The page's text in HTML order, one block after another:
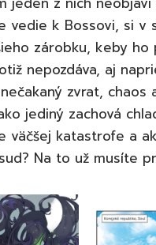
vedie k Bossovi, si
zárobku, keby ho
nepozdáva, aj
zvrat,
jediný zachová
väčšej katastrofe a
Na to už musíte